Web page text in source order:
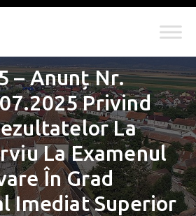
– Anunț Nr.
Privind
La
La Examenul
În Grad
Imediat Superior